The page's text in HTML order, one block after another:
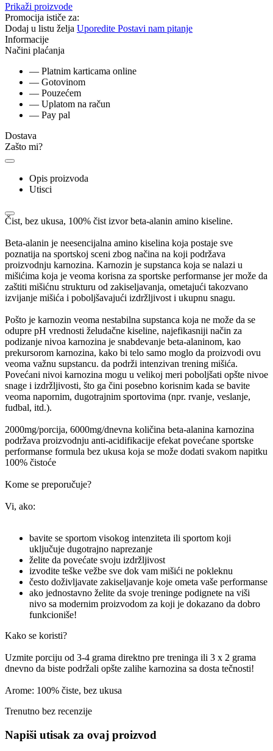
Prikaži proizvode
Promocija ističe za:
Dodaj u listu želja Uporedite Postavi nam pitanje
Informacije
Načini plaćanja
— Platnim karticama online
— Gotovinom
— Pouzećem
— Uplatom na račun
— Pay pal
Dostava
Zašto mi?
Opis proizvoda
Utisci
Čist, bez ukusa, 100% čist izvor beta-alanin amino kiseline.
Beta-alanin je neesencijalna amino kiselina koja postaje sve
poznatija na sportskoj sceni zbog načina na koji podržava
proizvodnju karnozina. Karnozin je supstanca koja se nalazi u
mišićima koja je veoma korisna za sportske performanse jer može da
zaštiti mišićnu strukturu od zakiseljavanja, ometajući takozvano
izvijanje mišića i poboljšavajući izdržljivost i ukupnu snagu.
Pošto je karnozin veoma nestabilna supstanca koja ne može da se
odupre pH vrednosti želudačne kiseline, najefikasniji način za
podizanje nivoa karnozina je snabdevanje beta-alaninom, kao
prekursorom karnozina, kako bi telo samo moglo da proizvodi ovu
veoma važnu supstancu. da podrži intenzivan trening mišića.
Povećani nivoi karnozina mogu u velikoj meri poboljšati opšte nivoe
snage i izdržljivosti, što ga čini posebno korisnim kada se bavite
veoma napornim, dugotrajnim sportovima (npr. rvanje, veslanje,
fudbal, itd.).
2000mg/porcija, 6000mg/dnevna količina beta-alanina karnozina
podržava proizvodnju anti-acidifikacije efekat povećane sportske
performanse formula bez ukusa koja se može dodati svakom napitku
100% čistoće
Kome se preporučuje?
Vi, ako:
bavite se sportom visokog intenziteta ili sportom koji
uključuje dugotrajno naprezanje
želite da povećate svoju izdržljivost
izvodite teške vežbe sve dok vam mišići ne pokleknu
često doživljavate zakiseljavanje koje ometa vaše performanse
ako jednostavno želite da svoje treninge podignete na viši
nivo sa modernim proizvodom za koji je dokazano da dobro
funkcioniše!
Kako se koristi?
Uzmite porciju od 3-4 grama direktno pre treninga ili 3 x 2 grama
dnevno da biste podržali opšte zalihe karnozina sa dosta tečnosti!
Arome: 100% čiste, bez ukusa
Trenutno bez recenzije
Napiši utisak za ovaj proizvod